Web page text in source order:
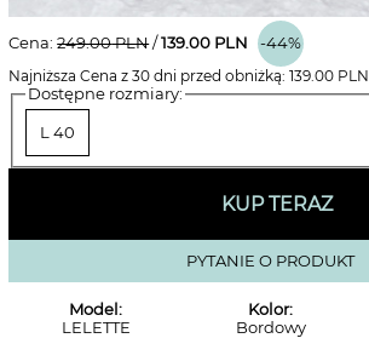
Cena:249.00PLN /139.00 PLN
-44%
Najniższa Cena z 30 dni przed obniżką:139.00 PLN
Dostępne rozmiary:
L 40
KUP TERAZ
PYTANIE O PRODUKT
Model:
LELETTE
Kolor:
Bordowy